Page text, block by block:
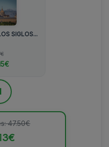
SIGLOS...
47.50€